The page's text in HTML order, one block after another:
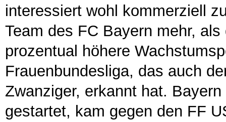
interessiert wohl kommerziell
Team des FC Bayern mehr,
prozentual höhere
Frauenbundesliga, das auch
Zwanziger, erkannt hat.
gestartet, kam gegen den FF